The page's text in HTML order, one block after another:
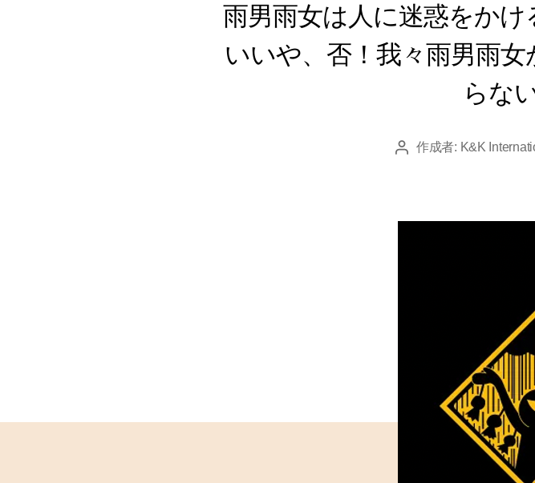
雨男雨女は人に迷惑をか
いいや、否！我々雨男雨
らな
投 作成者: K&K